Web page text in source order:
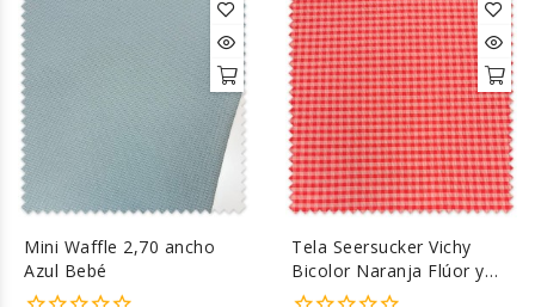
Mini Waffle 2,70 ancho
Azul Bebé
Tela Seersucker Vichy
Bicolor Naranja Flúor y
Beige